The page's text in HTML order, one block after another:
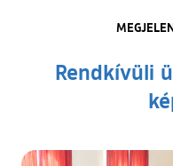
Rendkívüli